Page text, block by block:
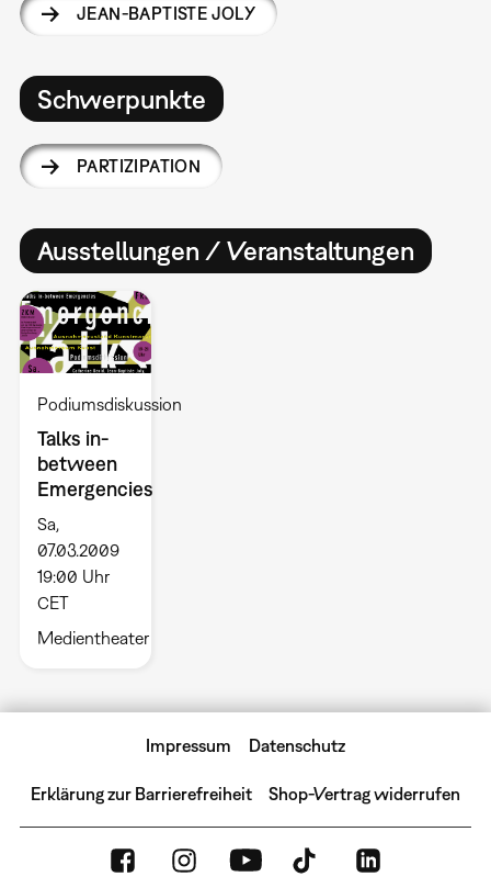
JEAN-BAPTISTE JOLY
Schwerpunkte
PARTIZIPATION
Ausstellungen / Veranstaltungen
Podiumsdiskussion
Talks in-
between
Emergencies
Sa,
07.03.2009
19:00 Uhr
CET
Medientheater
Impressum Datenschutz
Erklärung zur Barrierefreiheit Shop-Vertrag widerrufen